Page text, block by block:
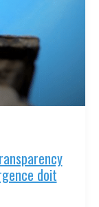
doit